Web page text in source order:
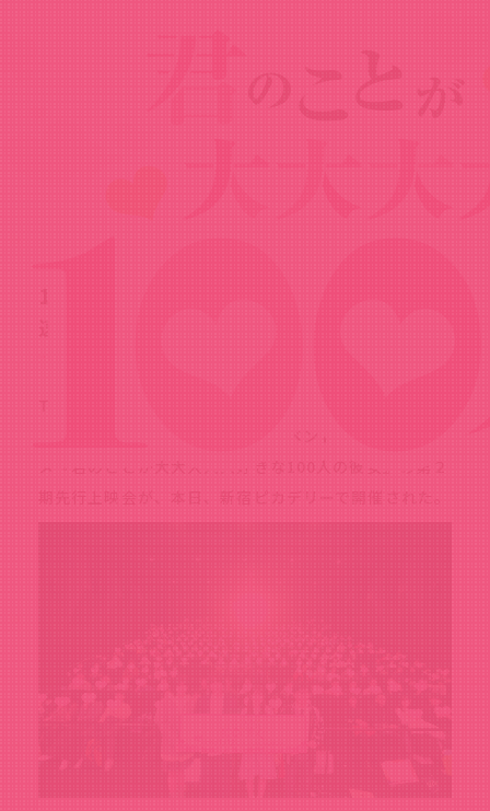
Special
速報レポート
TVアニメ『君のことが大大大大大好きな100人の彼
女』のキャストトーク付き二大イベント第2弾、TVアニ
メ『君のことが大大大大大好きな100人の彼女』の第２
期先行上映会が、本日、新宿ピカデリーで開催された。